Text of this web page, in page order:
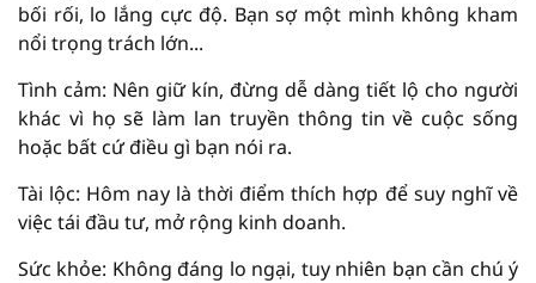
bối rối, lo lắng cực độ. Bạn sợ một mình không kham
nổi trọng trách lớn...
Tình cảm: Nên giữ kín, đừng dễ dàng tiết lộ cho người
khác vì họ sẽ làm lan truyền thông tin về cuộc sống
hoặc bất cứ điều gì bạn nói ra.
Tài lộc: Hôm nay là thời điểm thích hợp để suy nghĩ về
việc tái đầu tư, mở rộng kinh doanh.
Sức khỏe: Không đáng lo ngại, tuy nhiên bạn cần chú ý